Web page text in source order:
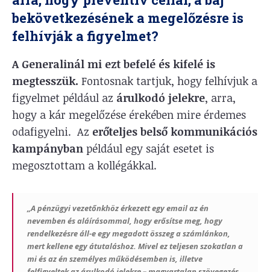
bekövetkezésének a megelőzésre is
felhívják a figyelmet?
A Generalinál mi ezt befelé és kifelé is
megtesszük. Fontosnak tartjuk, hogy felhívjuk a
figyelmet például az árulkodó jelekre, arra,
hogy a kár megelőzése érekében mire érdemes
odafigyelni. Az erőteljes belső kommunikációs
kampányban például egy saját esetet is
megosztottam a kollégákkal.
„Apénzügyi vezetőnkhözérkezett egy email azén
nevemben ésaláírásommal, hogy erősítse meg, hogy
rendelkezésre áll-e egy megadott összeg a számlánkon,
mert kellene egy átutaláshoz. Mivelez teljesen szokatlan a
mi és az én személyes működésemben is, illetve